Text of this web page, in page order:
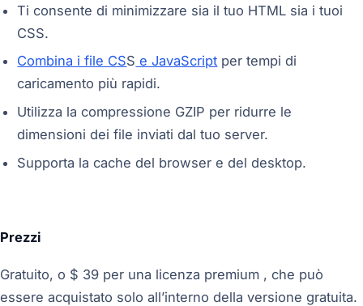
Ti consente di minimizzare sia il tuo HTML sia i tuoi
CSS.
Combina i file CSS e JavaScript per tempi di
caricamento più rapidi.
Utilizza la compressione GZIP per ridurre le
dimensioni dei file inviati dal tuo server.
Supporta la cache del browser e del desktop.
Prezzi
Gratuito, o $ 39 per una licenza premium , che può
essere acquistato solo all’interno della versione gratuita.